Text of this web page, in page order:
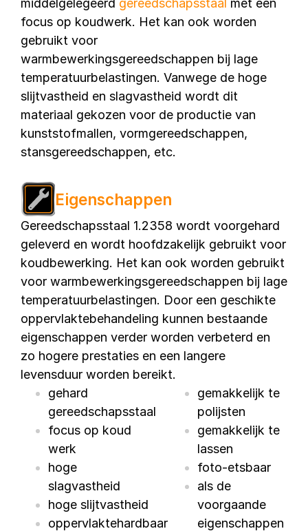
middelgelegeerd gereedschapsstaal met een
focus op koudwerk. Het kan ook worden
gebruikt voor
warmbewerkingsgereedschappen bij lage
temperatuurbelastingen. Vanwege de hoge
slijtvastheid en slagvastheid wordt dit
materiaal gekozen voor de productie van
kunststofmallen, vormgereedschappen,
stansgereedschappen, etc.
Eigenschappen
Gereedschapsstaal 1.2358 wordt voorgehard
geleverd en wordt hoofdzakelijk gebruikt voor
koudbewerking. Het kan ook worden gebruikt
voor warmbewerkingsgereedschappen bij lage
temperatuurbelastingen. Door een geschikte
oppervlaktebehandeling kunnen bestaande
eigenschappen verder worden verbeterd en
zo hogere prestaties en een langere
levensduur worden bereikt.
gehard
gereedschapsstaal
focus op koud
werk
hoge
slagvastheid
hoge slijtvastheid
oppervlaktehardbaar
gemakkelijk te
polijsten
gemakkelijk te
lassen
foto-etsbaar
als de
voorgaande
eigenschappen